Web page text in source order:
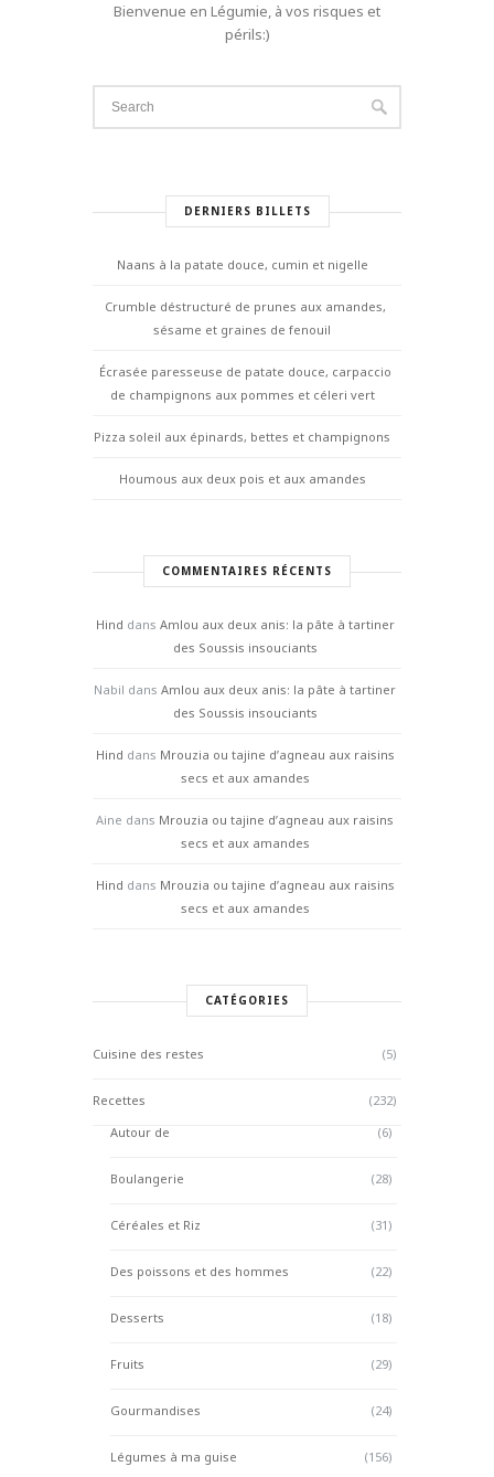
Bienvenue en Légumie, à vos risques et
périls:)
DERNIERS BILLETS
Naans à la patate douce, cumin et nigelle
Crumble déstructuré de prunes aux amandes,
sésame et graines de fenouil
Écrasée paresseuse de patate douce, carpaccio
de champignons aux pommes et céleri vert
Pizza soleil aux épinards, bettes et champignons
Houmous aux deux pois et aux amandes
COMMENTAIRES RÉCENTS
Hind dans Amlou aux deux anis: la pâte à tartiner
des Soussis insouciants
Nabil dans Amlou aux deux anis: la pâte à tartiner
des Soussis insouciants
Hind dans Mrouzia ou tajine d’agneau aux raisins
secs et aux amandes
Aine dans Mrouzia ou tajine d’agneau aux raisins
secs et aux amandes
Hind dans Mrouzia ou tajine d’agneau aux raisins
secs et aux amandes
CATÉGORIES
Cuisine des restes (5)
Recettes
(232)
Autour de
(6)
Boulangerie (28)
Céréales et Riz (31)
Des poissons et des hommes (22)
Desserts (18)
Fruits (29)
Gourmandises (24)
Légumes à ma guise (156)